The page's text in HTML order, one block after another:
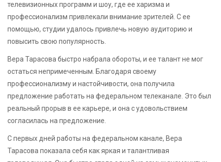
телевизионных программ и шоу, где ее харизма и
профессионализм привлекали внимание зрителей. С ее
помощью, студии удалось привлечь новую аудиторию и
повысить свою популярность.
Вера Тарасова быстро набрала обороты, и ее талант не мог
остаться непримеченным. Благодаря своему
профессионализму и настойчивости, она получила
предложение работать на федеральном телеканале. Это был
реальный прорыв в ее карьере, и она с удовольствием
согласилась на предложение.
С первых дней работы на федеральном канале, Вера
Тарасова показала себя как яркая и талантливая